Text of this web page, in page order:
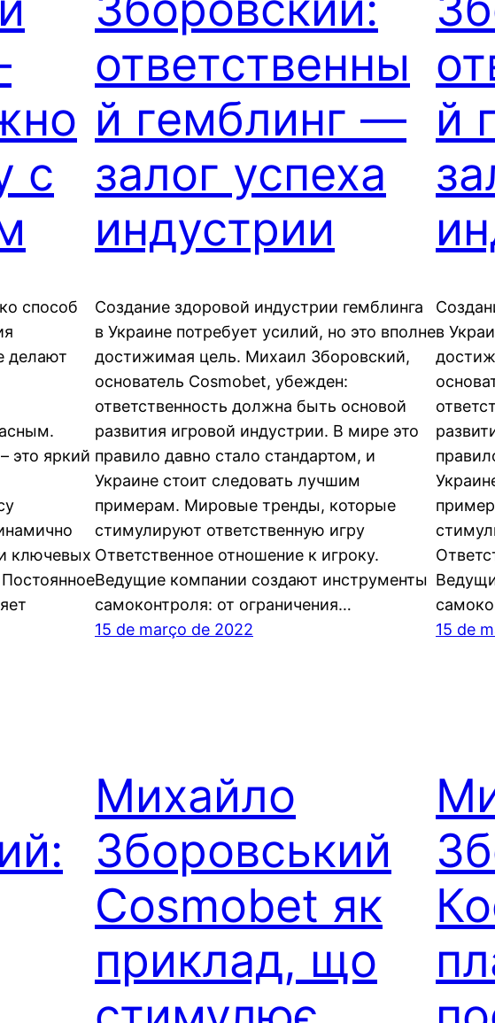
с
способ
делают
это яркий
ключевых
ответственны
й гемблинг —
залог успеха
индустрии
Создание здоровой индустрии гемблинга
в Украине потребует усилий, но это вполне
достижимая цель. Михаил Зборовский,
основатель Cosmobet, убежден:
ответственность должна быть основой
развития игровой индустрии. В мире это
правило давно стало стандартом, и
Украине стоит следовать лучшим
примерам. Мировые тренды, которые
стимулируют ответственную игру
Ответственное отношение к игроку.
Ведущие компании создают инструменты
самоконтроля: от ограничения…
15 de março de 2022
й
в
15 de
Михайло
Зборовський
Cosmobet як
приклад, що